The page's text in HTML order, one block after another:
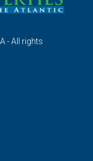
- All rights